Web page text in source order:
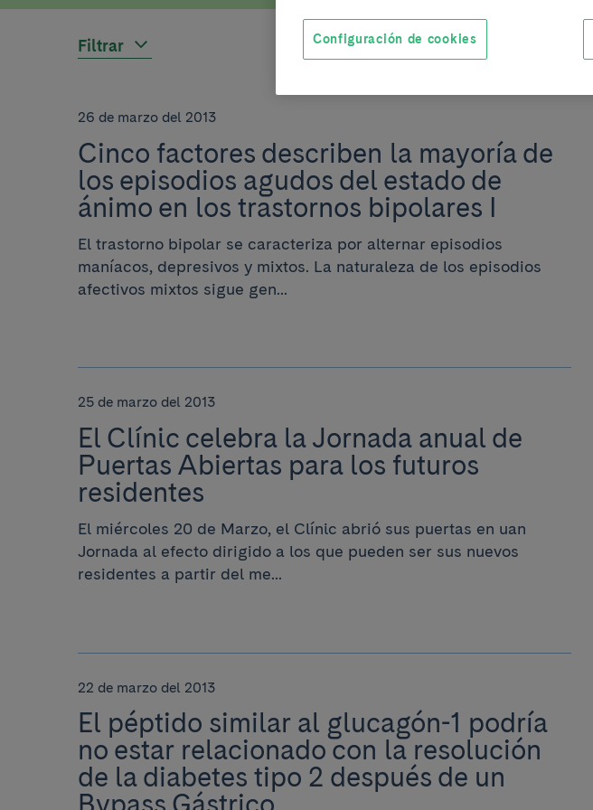
Filtrar
26 de marzo del 2013
Cinco factores describen la mayoría de
los episodios agudos del estado de
ánimo en los trastornos bipolares I
El trastorno bipolar se caracteriza por alternar episodios
maníacos, depresivos y mixtos. La naturaleza de los episodios
afectivos mixtos sigue gen...
25 de marzo del 2013
El Clínic celebra la Jornada anual de
Puertas Abiertas para los futuros
residentes
El miércoles 20 de Marzo, el Clínic abrió sus puertas en uan
Jornada al efecto dirigido a los que pueden ser sus nuevos
residentes a partir del me...
22 de marzo del 2013
El péptido similar al glucagón-1 podría
no estar relacionado con la resolución
de la diabetes tipo 2 después de un
Configuración de cookies